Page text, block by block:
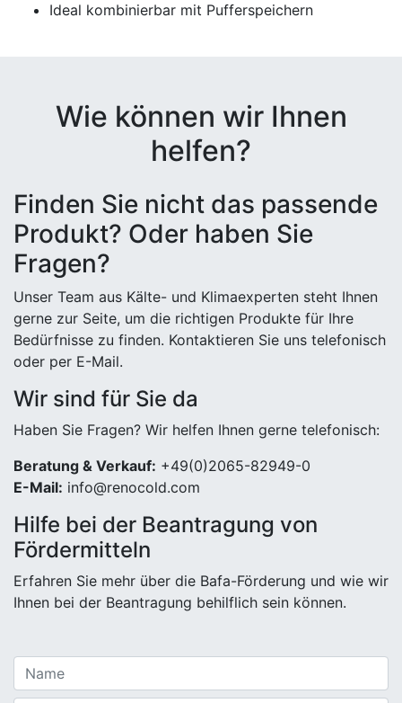
Ideal kombinierbar mit Pufferspeichern
Wie können wir Ihnen
helfen?
Finden Sie nicht das passende
Produkt? Oder haben Sie
Fragen?
Unser Team aus Kälte- und Klimaexperten steht Ihnen
gerne zur Seite, um die richtigen Produkte für Ihre
Bedürfnisse zu finden. Kontaktieren Sie uns telefonisch
oder per E-Mail.
Wir sind für Sie da
Haben Sie Fragen? Wir helfen Ihnen gerne telefonisch:
Beratung & Verkauf: +49(0)2065-82949-0
E-Mail: info@renocold.com
Hilfe bei der Beantragung von
Fördermitteln
Erfahren Sie mehr über die Bafa-Förderung und wie wir
Ihnen bei der Beantragung behilflich sein können.